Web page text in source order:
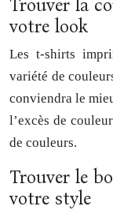
Trouver la
votre look
Les t-shirts
variété de
conviendra le
l’excès de
de couleurs.
Trouver le
votre style